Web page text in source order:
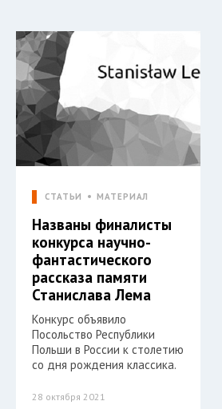
СТАТЬИ МАТЕРИАЛ
Названы финалисты
конкурса научно-
фантастического
рассказа памяти
Станислава Лема
Конкурс объявило
Посольство Республики
Польши в России к столетию
со дня рождения классика.
28 октября 2021